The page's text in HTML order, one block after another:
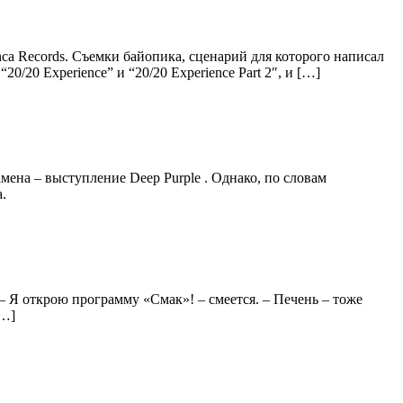
Records. Съемки байопика, сценарий для которого написал
20 Experience” и “20/20 Experience Part 2″, и […]
– выступление Deep Purple . Однако, по словам
открою программу «Смак»! – смеется. – Печень – тоже